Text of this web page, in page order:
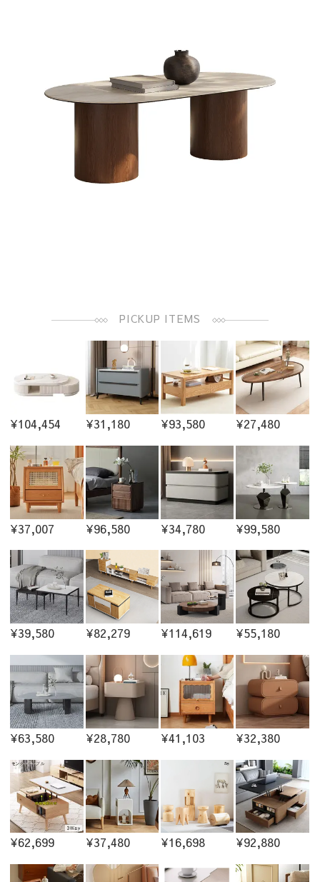
PICKUP ITEMS
¥104,454 ¥31,180 ¥93,580 ¥27,480
¥37,007 ¥96,580 ¥34,780 ¥99,580
¥39,580 ¥82,279 ¥114,619 ¥55,180
¥63,580 ¥28,780 ¥41,103 ¥32,380
¥62,699 ¥37,480 ¥16,698 ¥92,880